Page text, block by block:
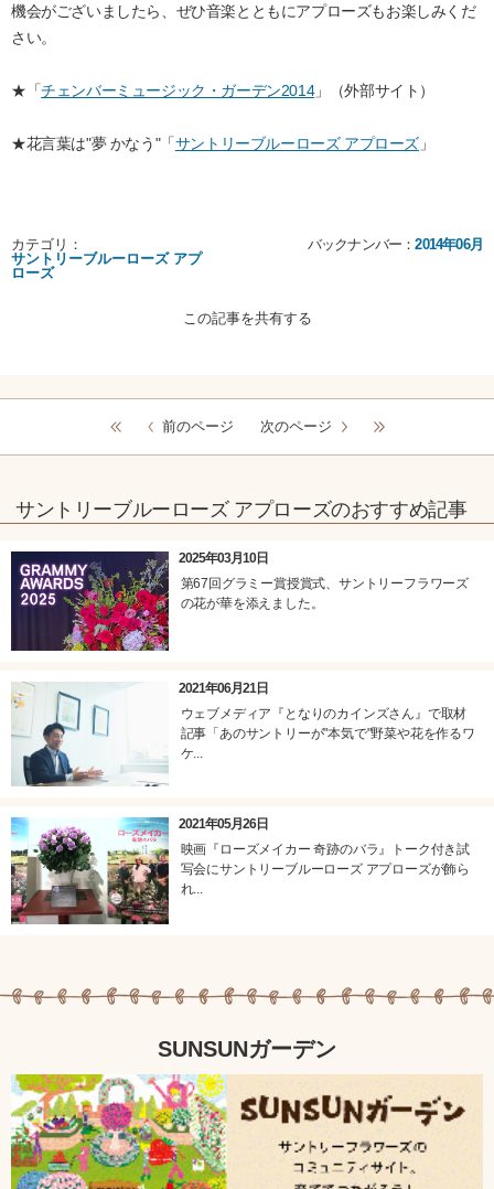
機会がございましたら、ぜひ音楽とともにアプローズもお楽しみくだ
さい。
★「チェンバーミュージック・ガーデン2014」（外部サイト）
★花言葉は"夢 かなう"「サントリーブルーローズ アプローズ 」
カテゴリ：
サントリーブルーローズ アプ
ローズ
バックナンバー：2014年06月
この記事を共有する
前のページ 次のページ
サントリーブルーローズ アプローズのおすすめ記事
2025年03月10日
第67回グラミー賞授賞式、サントリーフラワーズ
の花が華を添えました。
2021年06月21日
ウェブメディア『となりのカインズさん』で取材
記事「あのサントリーが"本気で"野菜や花を作るワ
ケ...
2021年05月26日
映画『ローズメイカー 奇跡のバラ』トーク付き試
写会にサントリーブルーローズ アプローズが飾ら
れ...
SUNSUNガーデン